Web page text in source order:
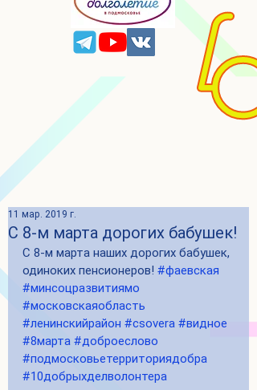
С 8-м марта дорогих бабушек!
11 мар. 2019 г.
С 8-м марта наших дорогих бабушек,
одиноких пенсионеров! #фаевская
#минсоцразвитиямо
#московскаяобласть
#ленинскийрайон #csovera #видное
#8марта #доброеслово
#подмосковьетерриториядобра
#10добрыхделволонтера